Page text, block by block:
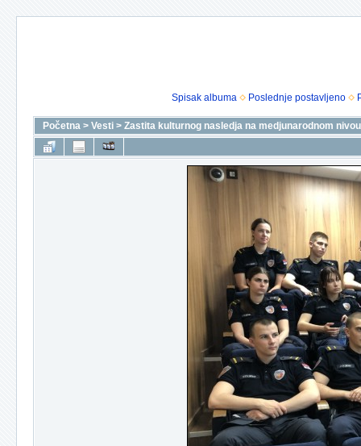
Spisak albuma Poslednje postavljeno
Početna > Vesti > Zastita kulturnog nasledja na medjunarodnom